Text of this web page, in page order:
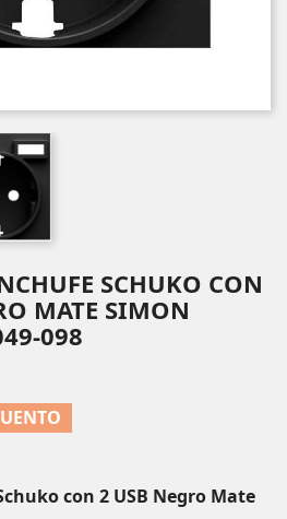
SCHUKO CON
MATE SIMON
098
con 2 USB Negro Mate